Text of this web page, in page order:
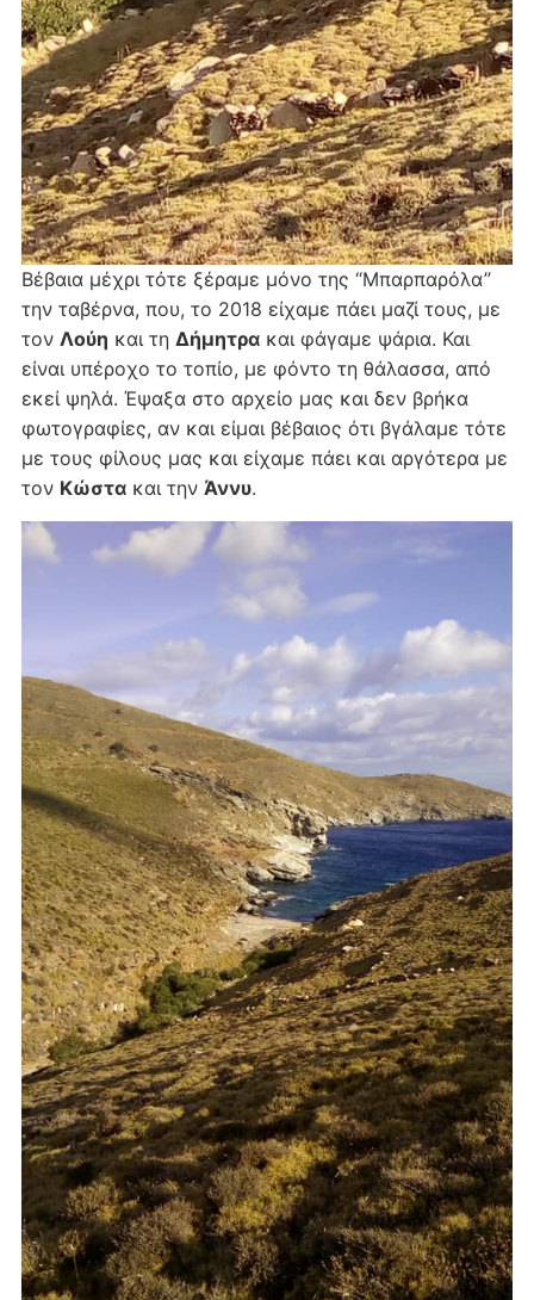
Βέβαια μέχρι τότε ξέραμε μόνο της “Μπαρπαρόλα”
την ταβέρνα, που, το 2018 είχαμε πάει μαζί τους, με
τον Λούη και τη Δήμητρακαι φάγαμε ψάρια. Και
είναι υπέροχο το τοπίο, με φόντο τη θάλασσα, από
εκεί ψηλά. Έψαξα στο αρχείο μας και δεν βρήκα
φωτογραφίες, αν και είμαι βέβαιος ότι βγάλαμε τότε
με τους φίλους μας και είχαμε πάει και αργότερα με
τον Κώστακαι την Άννυ.